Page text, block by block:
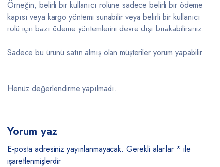
Örneğin, belirli bir kullanıcı rolüne sadece belirli bir ödeme
kapısı veya kargo yöntemi sunabilir veya belirli bir kullanıcı
rolü için bazı ödeme yöntemlerini devre dışı bırakabilirsiniz.
Sadece bu ürünü satın almış olan müşteriler yorum yapabilir.
Henüz değerlendirme yapılmadı.
Yorum yaz
E-posta adresiniz yayınlanmayacak. Gerekli alanlar * ile
işaretlenmişlerdir